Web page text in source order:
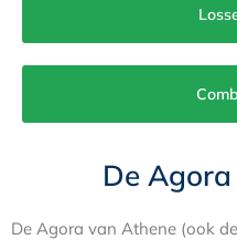
De
De Agora van Athene (ook